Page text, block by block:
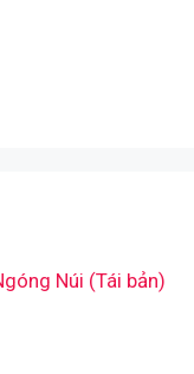
Núi (Tái bản)